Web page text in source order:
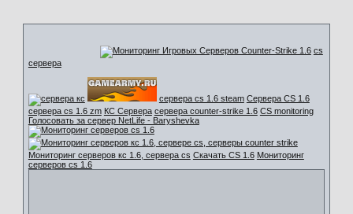
cs
сервера
сервера cs 1.6 steam Сервера CS 1.6
сервера cs 1.6 zm КС Сервера сервера counter-strike 1.6 CS monitoring
Голосовать за сервер NetLife - Baryshevka
Мониторинг серверов кс 1.6, сервера cs Скачать CS 1.6 Мониторинг
серверов cs 1.6